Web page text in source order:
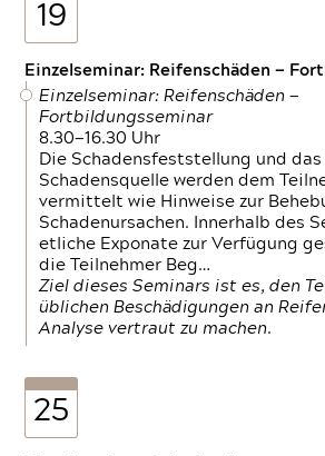
19
Einzelseminar: Reifenschäden —
Einzelseminar: Reifenschäden —
Fortbildungsseminar
8.30—16.30 Uhr
Die Schadensfeststellung und
Schadensquelle werden dem
vermittelt wie Hinweise zur
Schadenursachen. Innerhalb des
etliche Exponate zur Verfügung
die Teilnehmer Beg…
Ziel dieses Seminars ist es, den
üblichen Beschädigungen an
Analyse vertraut zu machen.
25